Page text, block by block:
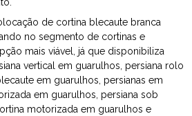
de cortina blecaute branca
no segmento de cortinas e
mais viável, já que disponibiliza
vertical em guarulhos, persiana rolo
em guarulhos, persianas em
em guarulhos, persiana sob
motorizada em guarulhos e